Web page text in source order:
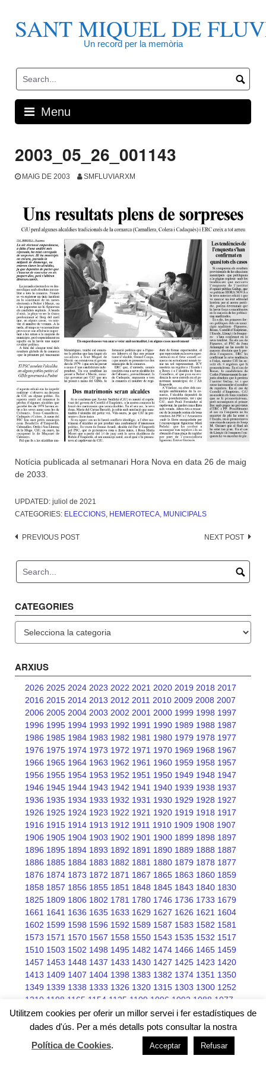
contentSANT MIQUEL DE
Un record per la memòria
Menu
2003_05_26_001143
MAIG DE 2003 SMFLUVIARXM
Notícia publicada al setmanari Hora Nova en data 26 de maig
de 2033.
UPDATED: juliol de 2021
CATEGORIES: ELECCIONS, HEMEROTECA, MUNICIPALS
Post
PREVIOUS POST NEXT POST
CATEGORIES
ARXIUS
2026 2025 2024 2023 2022 2021 2020 2019 2018 2017
2016 2015 2014 2013 2012 2011 2010 2009 2008 2007
2006 2005 2004 2003 2002 2001 2000 1999 1998 1997
1996 1995 1994 1993 1992 1991 1990 1989 1988 1987
1986 1985 1984 1983 1982 1981 1980 1979 1978 1977
1976 1975 1974 1973 1972 1971 1970 1969 1968 1967
1966 1965 1964 1963 1962 1961 1960 1959 1958 1957
1956 1955 1954 1953 1952 1951 1950 1949 1948 1947
1946 1945 1944 1943 1942 1941 1940 1939 1938 1937
1936 1935 1934 1933 1932 1931 1930 1929 1928 1927
1926 1925 1924 1923 1922 1921 1920 1919 1918 1917
1916 1915 1914 1913 1912 1911 1910 1909 1908 1907
1906 1905 1904 1903 1902 1901 1900 1899 1898 1897
1896 1895 1894 1893 1892 1891 1890 1889 1888 1887
1886 1885 1884 1883 1882 1881 1880 1879 1878 1877
1876 1874 1873 1872 1871 1867 1865 1863 1860 1859
1858 1857 1856 1855 1851 1848 1845 1843 1840 1830
1825 1809 1806 1802 1781 1780 1746 1736 1733 1679
1661 1641 1636 1635 1633 1629 1627 1626 1621 1604
1602 1599 1598 1596 1592 1589 1587 1583 1582 1581
1573 1571 1570 1567 1558 1550 1543 1535 1532 1517
1510 1503 1502 1498 1495 1482 1474 1466 1465 1459
1457 1453 1448 1437 1433 1430 1427 1425 1423 1420
1413 1409 1407 1404 1398 1383 1382 1374 1351 1350
1349 1339 1338 1333 1326 1320 1315 1303 1300 1252
1210 1198 1165 1154 1125 1109 1096 1092 1088 1077
1076 1075 1068 1066 1045
Free wordpress themes
Utilitzem cookies per oferir un millor servei i fer estadístiques de
dades d'ús. Per a més detalls pots consultar la nostra
Política de Cookies. Acceptar Refusar